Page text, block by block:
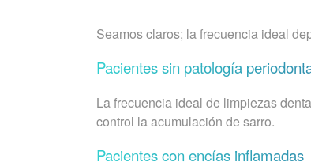
Seamos claros; la frecuencia ideal
Pacientes sin patología
La frecuencia ideal de limpiezas
control la acumulación de sarro.
Pacientes con encías inflamadas